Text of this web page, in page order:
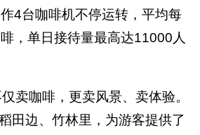
4台咖啡机不停运转，平均每
，单日接待量最高达11000人
仅卖咖啡，更卖风景、卖体验。
田边、竹林里，为游客提供了